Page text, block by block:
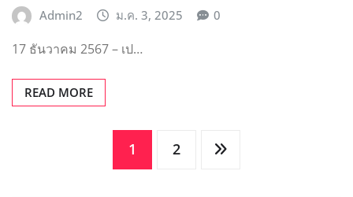
Admin2 ม.ค. 3, 2025 0
17 ธันวาคม 2567 – เป…
READ MORE
1 2